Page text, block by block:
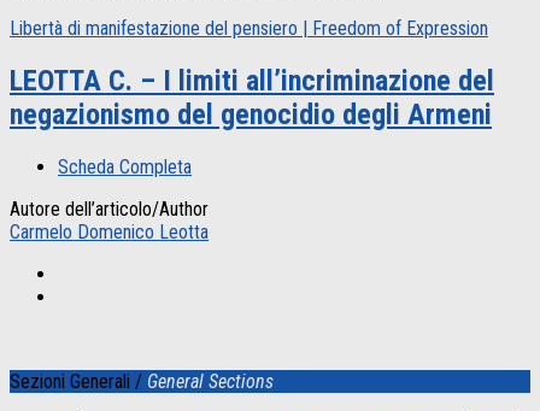
Libertà di manifestazione del pensiero | Freedom of Expression
LEOTTA C. – I limiti all’incriminazione del
negazionismo del genocidio degli Armeni
Scheda Completa
Autore dell’articolo/Author
Carmelo Domenico Leotta
Sezioni Generali / General Sections